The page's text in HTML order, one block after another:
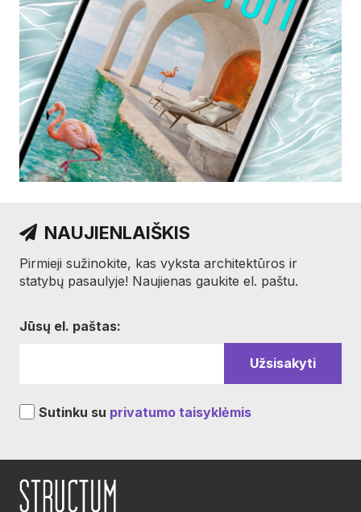
NAUJIENLAIŠKIS
Pirmieji sužinokite, kas vyksta architektūros ir
statybų pasaulyje! Naujienas gaukite el. paštu.
Jūsų el. paštas:
Sutinku su privatumo taisyklėmis